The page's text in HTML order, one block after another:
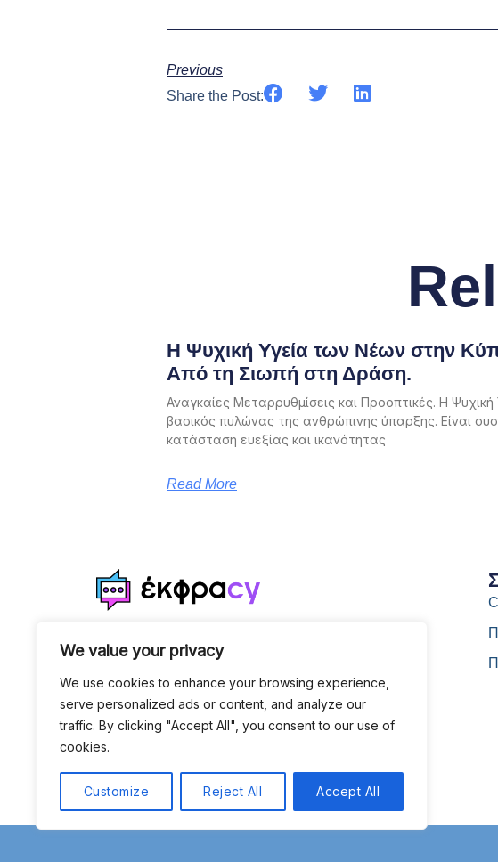
We value your privacy
We use cookies to enhance your browsing experience,
serve personalized ads or content, and analyze our
traffic. By clicking "Accept All", you consent to our use of
cookies.
Customize Reject All Accept All
Previous
Share the Post:
Η Ψυχική Υγεία των Νέων στην
Από τη Σιωπή στη Δράση.
Αναγκαίες Μεταρρυθμίσεις και Προοπτικές. Η Ψυχική
βασικός πυλώνας της ανθρώπινης ύπαρξης. Είναι
κατάσταση ευεξίας και ικανότητας
Read More
Δώσε την άποψη σου και
που αφορούν εσένα, τους
γύρω σου αλλά και την
Κυπριακή κοινωνία ως
σύνολο.